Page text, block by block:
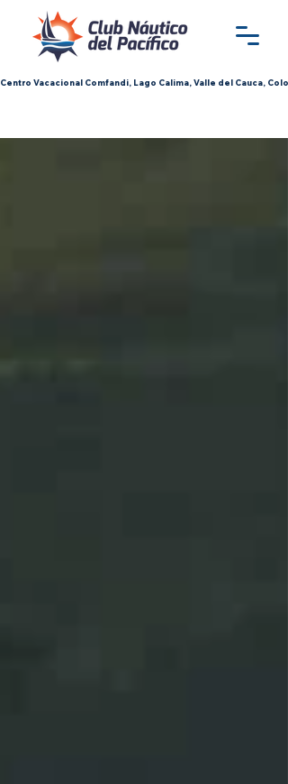
Centro Vacacional Comfandi, Lago Calima, Valle del Cauca,